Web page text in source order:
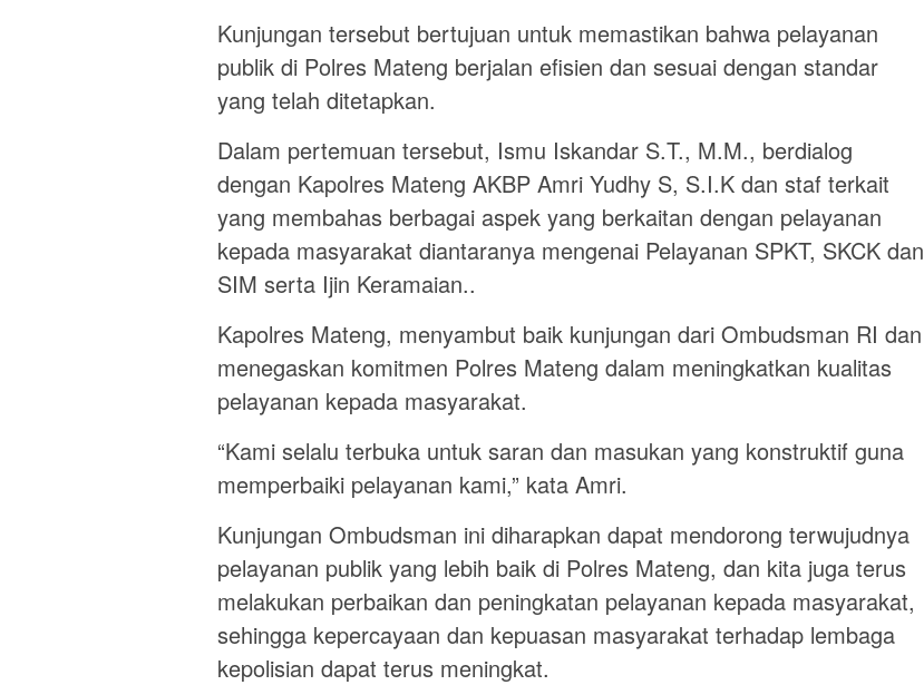
Kunjungan tersebut bertujuan untuk memastikan bahwa pelayanan
publik di Polres Mateng berjalan efisien dan sesuai dengan standar
yang telah ditetapkan.
Dalam pertemuan tersebut, Ismu Iskandar S.T., M.M., berdialog
dengan Kapolres Mateng AKBP Amri Yudhy S, S.I.K dan staf terkait
yang membahas berbagai aspek yang berkaitan dengan pelayanan
kepada masyarakat diantaranya mengenai Pelayanan SPKT, SKCK dan
SIM serta Ijin Keramaian..
Kapolres Mateng, menyambut baik kunjungan dari Ombudsman RI dan
menegaskan komitmen Polres Mateng dalam meningkatkan kualitas
pelayanan kepada masyarakat.
“Kami selalu terbuka untuk saran dan masukan yang konstruktif guna
memperbaiki pelayanan kami,” kata Amri.
Kunjungan Ombudsman ini diharapkan dapat mendorong terwujudnya
pelayanan publik yang lebih baik di Polres Mateng, dan kita juga terus
melakukan perbaikan dan peningkatan pelayanan kepada masyarakat,
sehingga kepercayaan dan kepuasan masyarakat terhadap lembaga
kepolisian dapat terus meningkat.